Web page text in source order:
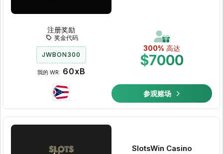
300% 高达
$7000
注册奖励
奖金代码
JWBON300
我的 WR: 60xB
参观赌场
SlotsWin Casino